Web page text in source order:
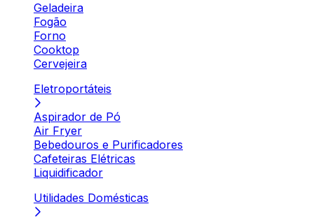
Geladeira
Fogão
Forno
Cooktop
Cervejeira
Eletroportáteis
Aspirador de Pó
Air Fryer
Bebedouros e Purificadores
Cafeteiras Elétricas
Liquidificador
Utilidades Domésticas